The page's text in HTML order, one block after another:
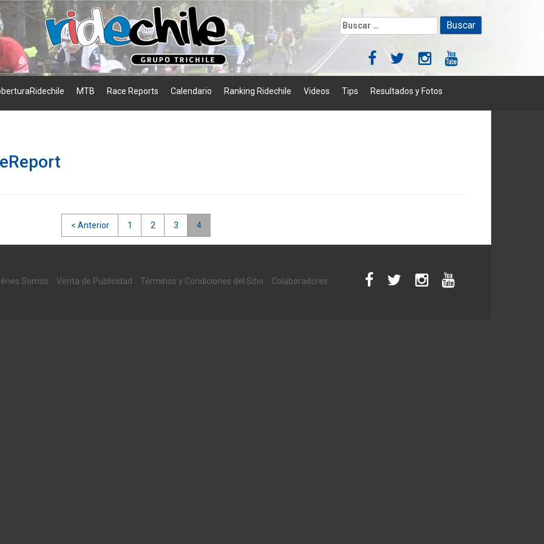
Buscar:
MTB Race Reports Calendario Ranking Ridechile Videos Tips Resultados y Fotos
< Anterior 1 2 3 4
Somos Venta de Publicidad Términos y Condiciones del Sitio Colaboradores